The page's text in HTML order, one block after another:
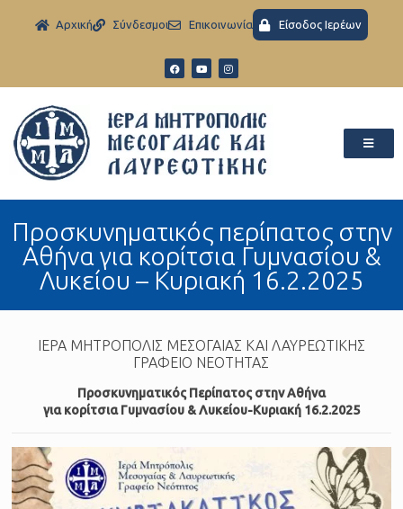
Aρχική Σύνδεσμοι Eπικοινωνία Είσοδος Ιερέων
Προσκυνηματικός περίπατος στην
Αθήνα για κορίτσια Γυμνασίου &
Λυκείου – Κυριακή 16.2.2025
ΙΕΡΑ ΜΗΤΡΟΠΟΛΙΣ ΜΕΣΟΓΑΙΑΣ ΚΑΙ ΛΑΥΡΕΩΤΙΚΗΣ
ΓΡΑΦΕΙΟ ΝΕΟΤΗΤΑΣ
Προσκυνηματικός Περίπατοςστην Αθήνα
για κορίτσια Γυμνασίου & Λυκείου-Κυριακή 16.2.2025